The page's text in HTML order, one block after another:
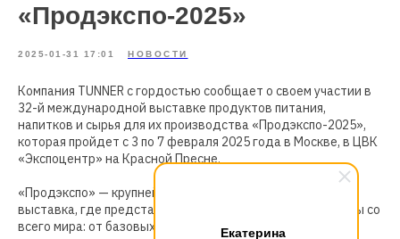
Екатерина
«Продэкспо-2025»
2025-01-31 17:01 НОВОСТИ
Компания TUNNER с гордостью сообщает о своем участии в
32-й международной выставке продуктов питания,
напитков и сырья для их производства «Продэкспо-2025»,
которая пройдет с 3 по 7 февраля 2025 года в Москве, в ЦВК
«Экспоцентр» на Красной Пресне.
«Продэкспо» — крупнейшая в России и Восточной Европе
выставка, где представлены продовольственные товары со
всего мира: от базовых продуктов до изысканных